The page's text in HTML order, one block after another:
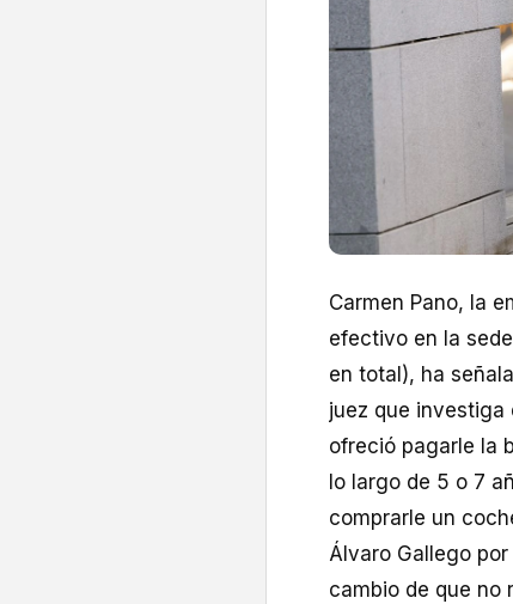
Carmen Pano, la
efectivo en la
en total), ha
juez que investiga
ofreció pagarle la
lo largo de 5 o 7
comprarle un
Álvaro Gallego
cambio de que no